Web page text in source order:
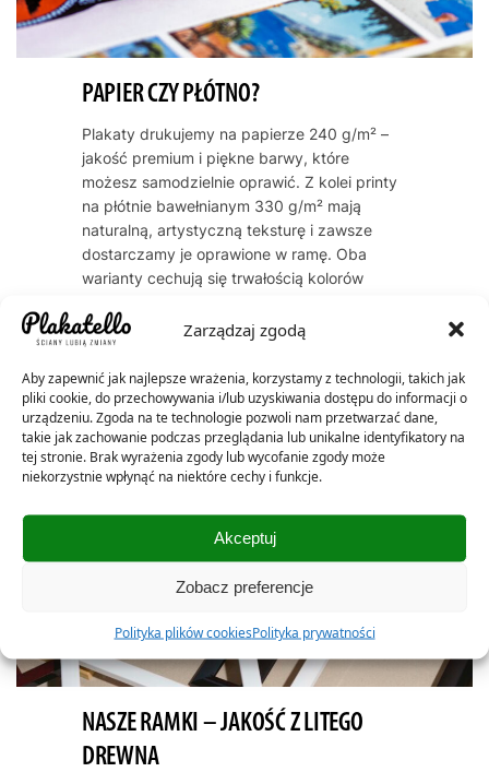
Zarządzaj zgodą
Aby zapewnić jak najlepsze wrażenia, korzystamy z technologii, takich jak
pliki cookie, do przechowywania i/lub uzyskiwania dostępu do informacji o
urządzeniu. Zgoda na te technologie pozwoli nam przetwarzać dane,
takie jak zachowanie podczas przeglądania lub unikalne identyfikatory na
tej stronie. Brak wyrażenia zgody lub wycofanie zgody może
niekorzystnie wpłynąć na niektóre cechy i funkcje.
Akceptuj
Zobacz preferencje
Polityka plików cookiesPolityka prywatności
PAPIER CZY PŁÓTNO?
Plakaty drukujemy na papierze 240 g/m² –
jakość premium i piękne barwy, które
możesz samodzielnie oprawić. Z kolei printy
na płótnie bawełnianym 330 g/m² mają
naturalną, artystyczną teksturę i zawsze
dostarczamy je oprawione w ramę. Oba
warianty cechują się trwałością kolorów
200 lat dla płócien.
NASZE RAMKI – JAKOŚĆ Z LITEGO
DREWNA